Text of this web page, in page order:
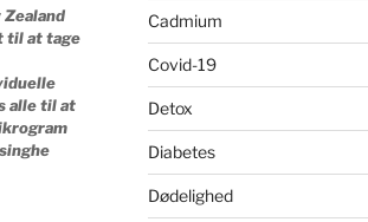
til at tage
alle til at
Cadmium
Covid-19
Detox
Diabetes
Dødelighed